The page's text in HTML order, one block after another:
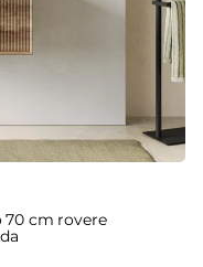
70 cm rovere